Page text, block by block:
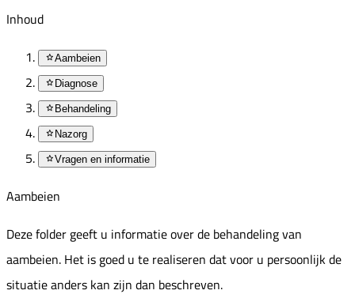
Inhoud
Aambeien
Diagnose
Behandeling
Nazorg
Vragen en informatie
Aambeien
Deze folder geeft u informatie over de behandeling van
aambeien. Het is goed u te realiseren dat voor u persoonlijk de
situatie anders kan zijn dan beschreven.